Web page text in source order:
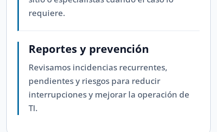
requiere.
Reportes y prevención
Revisamos incidencias recurrentes,
pendientes y riesgos para reducir
interrupciones y mejorar la operación de
TI.